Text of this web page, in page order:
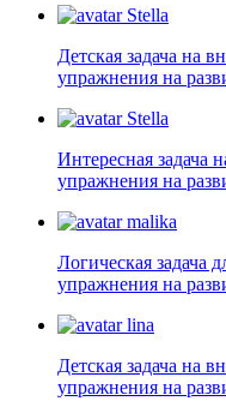
Stella
Детская задача на
упражнения на
Stella
Интересная задача
упражнения на
malika
Логическая задача
упражнения на
lina
Детская задача на
упражнения на